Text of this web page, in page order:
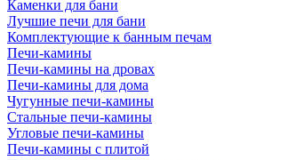
Каменки для бани
Лучшие печи для бани
Комплектующие к банным печам
Печи-камины
Печи-камины на дровах
Печи-камины для дома
Чугунные печи-камины
Стальные печи-камины
Угловые печи-камины
Печи-камины с плитой